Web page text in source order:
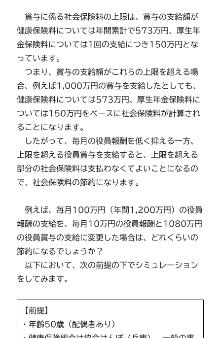
賞与に係る社会保険料の上限は、賞与の支給額が
健康保険料については年間累計で573万円、厚生年
金保険料については1回の支給につき150万円とな
っています。
つまり、賞与の支給額がこれらの上限を超える場
合、例えば1,000万円の賞与を支給したとしても、
健康保険料については573万円、厚生年金保険料に
ついては150万円をベースに社会保険料が計算され
ることになります。
したがって、毎月の役員報酬を低く抑える一方、
上限を超える役員賞与を支給すると、上限を超える
部分の社会保険料は支払わなくてよいことになるの
で、社会保険料の節約になります。
例えば、毎月100万円（年間1,200万円）の役員
報酬の支給を、毎月10万円の役員報酬と1080万円
の役員賞与の支給に変更した場合は、どれくらいの
節約になるでしょうか？
以下において、次の前提の下でシミュレーション
をしてみます。
【前提】
・年齢50歳（配偶者あり）